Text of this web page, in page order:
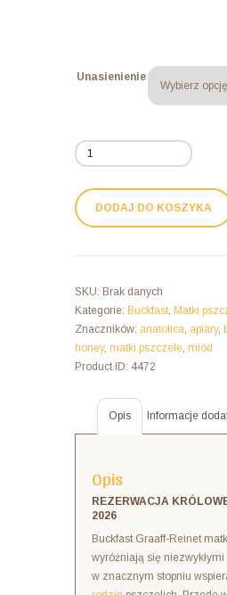
Unasienienie
ilość
Reprodukcyjna
Graaff-
Reinet
B635(KKS)
-
Königinnen
Belegstellenbegattet
F0
-
Pszczele
DODAJ DO KOSZYKA
SKU: Brak danych
Kategorie: Buckfast, Matki
Znaczników: anatolica, apiary,
honey, matki pszczele, miód
Product ID: 4472
Opis Informacje
Opis
REZERWACJA
2026
Buckfast Graaff-Reinet
wyróżniają się
w znacznym stopniu